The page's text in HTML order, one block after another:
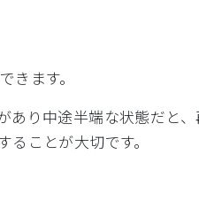
ます。
あり中途半端な状態だと
ことが大切です。